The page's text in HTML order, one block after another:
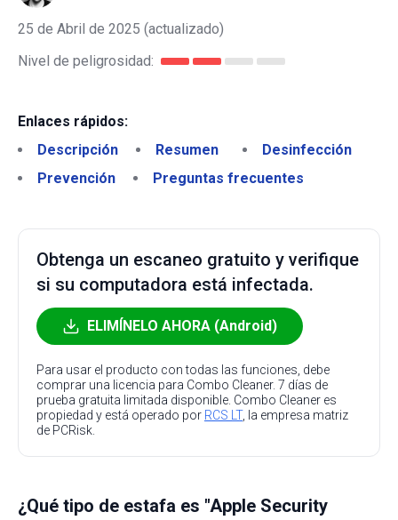
25 de Abril de 2025 (actualizado)
Nivel de peligrosidad:
Enlaces rápidos:
Descripción
Resumen
Desinfección
Prevención
Preguntas frecuentes
Obtenga un escaneo gratuito y verifique
si su computadora está infectada.
ELIMÍNELO AHORA (Android)
Para usar el producto con todas las funciones, debe
comprar una licencia para Combo Cleaner. 7 días de
prueba gratuita limitada disponible. Combo Cleaner es
propiedad y está operado por RCS LT, la empresa matriz
de PCRisk.
¿Qué tipo de estafa es "Apple Security